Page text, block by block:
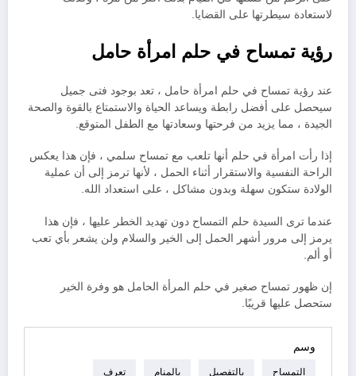
لاستعادة سيطرتها على القضايا.
رؤية تمساح في حلم امرأة حامل
عند رؤية تمساح في حلم امرأة حامل ، تعد بوجود فتى جميل
سيحصل على أفضل رابطة ويساعد الحياة والاستمتاع بالقوة والصحة
الجيدة ، مما يزيد من فرحتها وسعادتها مع الطفل المتوقع.
إذا رأت امرأة في حلم أنها تلعب مع تمساح سلمي ، فإن هذا يعكس
الراحة النفسية والاستقرار أثناء الحمل ، لأنها ترمز إلى أن عملية
الولادة ستكون سهلة وبدون مشاكل ، على استعداد الله.
عندما ترى السيدة حلم التمساح دون تهديد الخطر عليها ، فإن هذا
يرمز إلى مرور أشهر الحمل إلى الخير والسلام ولن يشعر بأي تعب
أو ألم.
إن ظهور تمساح صغير في حلم المرأة الحامل هو وفرة الخير
ستحصل عليها قريبًا.
وسم
التمساح بالتفصيل بالمنام تعرف